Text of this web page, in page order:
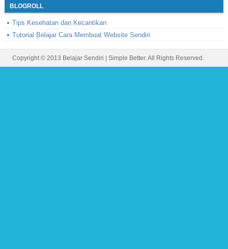
BLOGROLL
Tips Kesehatan dan Kecantikan
Tutorial Belajar Cara Membuat Website Sendiri
Copyright © 2013 Belajar Sendiri Simple Better. All Rights Reserved.